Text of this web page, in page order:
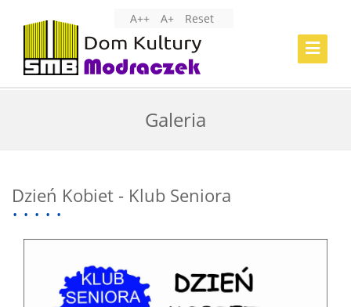
A++ A+ Reset
Toggle
Galeria
Dzień Kobiet - Klub Seniora